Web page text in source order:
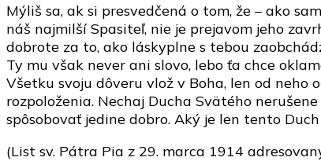
Mýliš sa, ak si presvedčená o tom, že – ako
náš najmilší Spasiteľ, nie je prejavom jeho
dobrote za to, ako láskyplne s tebou
Ty mu však never ani slovo, lebo ťa chce
Všetku svoju dôveru vlož v Boha, len od neho
rozpoloženia. Nechaj Ducha Svätého
spôsobovať jedine dobro. Aký je len tento
(List sv. Pátra Pia z 29. marca 1914